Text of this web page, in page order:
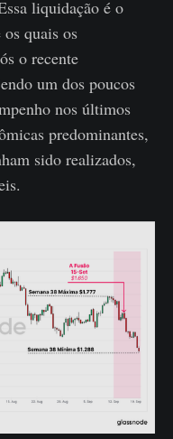
liquidação é o
quais os
o recente
um dos poucos
nos últimos
predominantes,
sido realizados,